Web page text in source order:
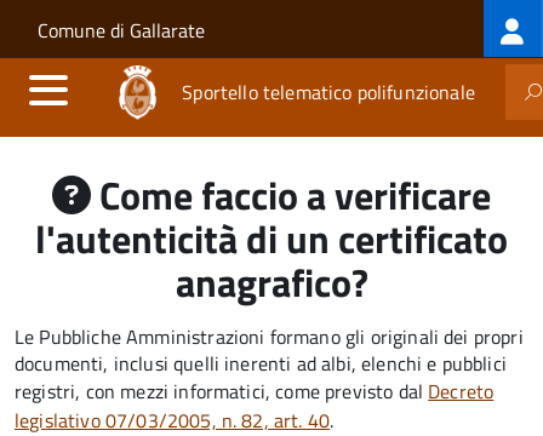
Salta al contenuto principale
Skip to site navigation
Comune di Gallarate
Sportello telematico polifunzionale
Come faccio a verificare
l'autenticità di un certificato
anagrafico?
Le Pubbliche Amministrazioni formano gli originali dei propri
documenti, inclusi quelli inerenti ad albi, elenchi e pubblici
registri, con mezzi informatici, come previsto dal Decreto
legislativo 07/03/2005, n. 82, art. 40.